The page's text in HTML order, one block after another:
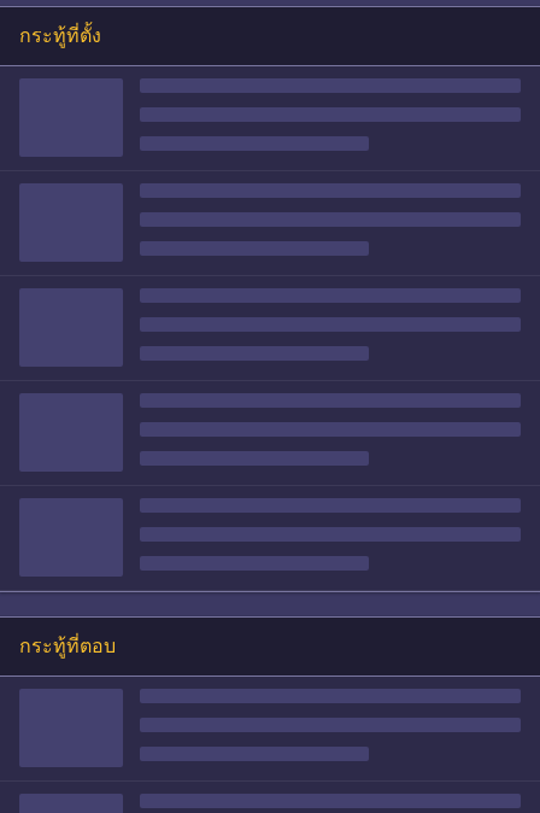
กระทู้ที่ตั้ง
กระทู้ที่ตอบ